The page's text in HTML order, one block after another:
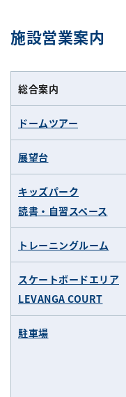
施設営業案内
総合案内
ドームツアー
展望台
キッズパーク
読書・自習スペース
トレーニングルーム
スケートボードエリア
LEVANGA COURT
駐車場